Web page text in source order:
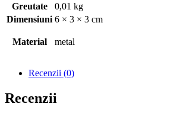
Greutate
0,01 kg
Dimensiuni 6 × 3 × 3 cm
Material metal
Recenzii (0)
Recenzii